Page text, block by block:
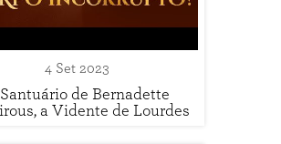
4 Set 2023
de Bernadette
a Vidente de Lourdes